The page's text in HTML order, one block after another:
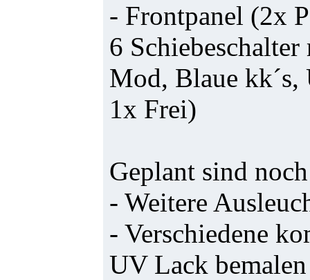
- Frontpanel (2x
6
Mod, Blaue
1x Frei)
Geplant sind
- Weitere
- Verschiedene
UV Lack bemalen